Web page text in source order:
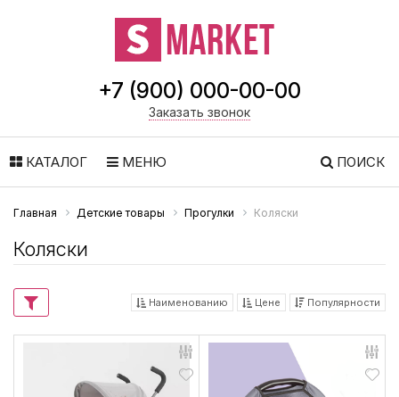
+7 (900) 000-00-00
Заказать звонок
КАТАЛОГ МЕНЮ ПОИСК
Главная Детские товары Прогулки Коляски
Коляски
Наименованию Цене Популярности